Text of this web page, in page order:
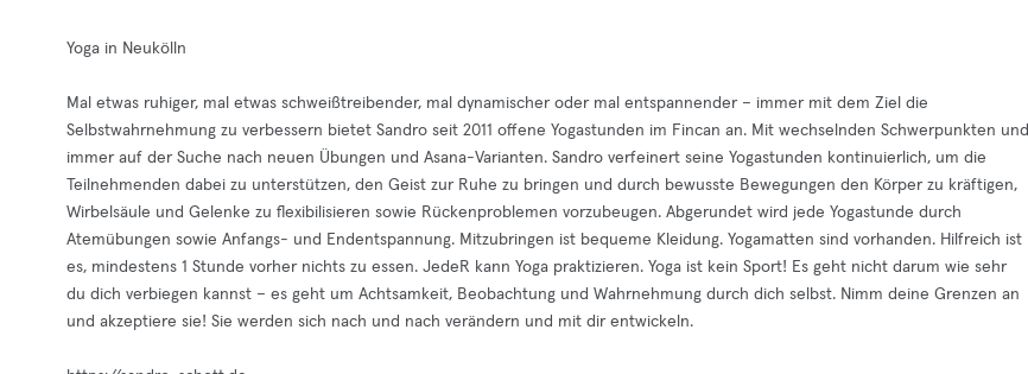
Yoga in Neukölln
Mal etwas ruhiger, mal etwas schweißtreibender, mal dynamischer oder mal entspannender – immer mit dem Ziel die
Selbstwahrnehmung zu verbessern bietet Sandro seit 2011 offene Yogastunden im Fincan an. Mit wechselnden Schwerpunkten und
immer auf der Suche nach neuen Übungen und Asana-Varianten. Sandro verfeinert seine Yogastunden kontinuierlich, um die
Teilnehmenden dabei zu unterstützen, den Geist zur Ruhe zu bringen und durch bewusste Bewegungen den Körper zu kräftigen,
Wirbelsäule und Gelenke zu flexibilisieren sowie Rückenproblemen vorzubeugen. Abgerundet wird jede Yogastunde durch
Atemübungen sowie Anfangs- und Endentspannung. Mitzubringen ist bequeme Kleidung. Yogamatten sind vorhanden. Hilfreich ist
es, mindestens 1 Stunde vorher nichts zu essen. JedeR kann Yoga praktizieren. Yoga ist kein Sport! Es geht nicht darum wie sehr
du dich verbiegen kannst – es geht um Achtsamkeit, Beobachtung und Wahrnehmung durch dich selbst. Nimm deine Grenzen an
und akzeptiere sie! Sie werden sich nach und nach verändern und mit dir entwickeln.